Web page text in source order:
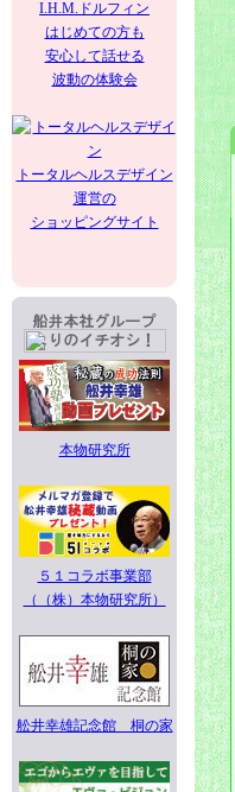
はじめての方も
安心して話せる
波動の体験会
トータルヘルスデザイン
運営の
ショッピングサイト
本物研究所
５１コラボ事業部
（（株）本物研究所）
舩井幸雄記念館 桐の家